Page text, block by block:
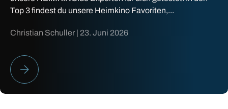
Top 3 findest du unsere Heimkino Favoriten,...
Christian Schuller | 23. Juni 2026
HEIMKINO BESTENLISTE 2026